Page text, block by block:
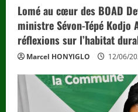
Lomé au cœur des BOAD
ministre Sévon-Tépé Kodjo
réflexions sur l’habitat
Marcel HONYIGLO 12/06/